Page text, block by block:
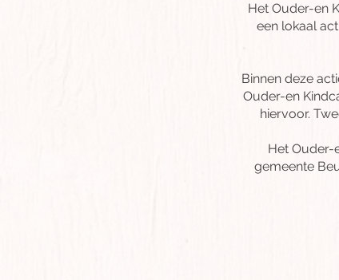
Het Ouder-en
een lokaal
Binnen deze
Ouder-en
hiervoor.
Het Ouder-
gemeente